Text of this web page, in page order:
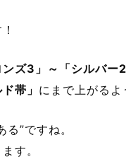
ンズ3」～「シルバー2
帯」 にまで上がるよ
”ですね。
す。